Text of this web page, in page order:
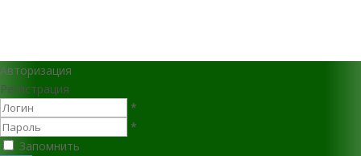
Авторизация
Регистрация
*
*
Запомнить